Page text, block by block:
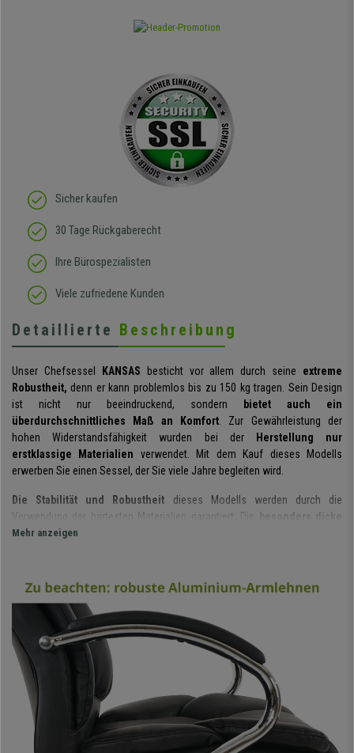
Sicher kaufen
30 Tage Rückgaberecht
Ihre Bürospezialisten
Viele zufriedene Kunden
Detaillierte Beschreibung
Unser Chefsessel KANSAS besticht vor allem durch seine extreme
Robustheit, denn er kann problemlos bis zu 150 kg tragen. Sein Design
ist nicht nur beeindruckend, sondern
bietet auch ein
überdurchschnittliches Maß an Komfort. Zur Gewährleistung der
hohen Widerstandsfähigkeit wurden bei derHerstellung nur
erstklassige Materialien verwendet. Mit dem Kauf dieses Modells
erwerben Sie einen Sessel, der Sie viele Jahre begleiten wird.
Die Stabilität und Robustheit dieses Modells werden durch die
Verwendung der härtesten Materialien garantiert. Die besonders dicke
und formstabile Doppelpolsterung sorgt für hohen Sitzkom
Dieses Modell ist für die intensive 8h-Nutzung ausgelegtund dank
hohen und ebenfalls
gepolstertenRückenlehnewerden Sie lange Bürotage mühelos
überstehen. Dieintegrierte Kopfstützeund die Metallarmlehnen
weichen Auflagen
bieten zusätzlichen Halt und Komfort. Es handelt sich
zweifellos um einen luxuriösen Chefsessel, mit dem Sie definitiv in Ihre
Gesundheit investieren werden.
Einen weiteren Pluspunkt hinsichtlich des Komforts bietet derraffinierte
Wippmechanismus.Durch Herausziehen des Hebels wird der
Mehr anzeigen